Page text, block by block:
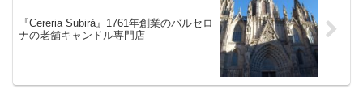
『Cereria Subirà』1761年創業のバルセロ
ナの老舗キャンドル専門店